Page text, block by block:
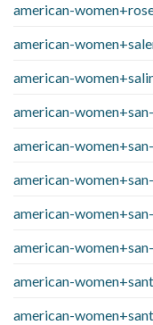
american-
american-
american-
american-
american-
american-
american-
american-
american-
american-